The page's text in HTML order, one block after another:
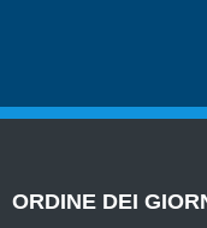
ORDINE DEI